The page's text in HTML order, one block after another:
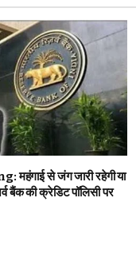
से जंग जारी रहेगी या
बैंक की क्रेडिट पॉलिसी पर